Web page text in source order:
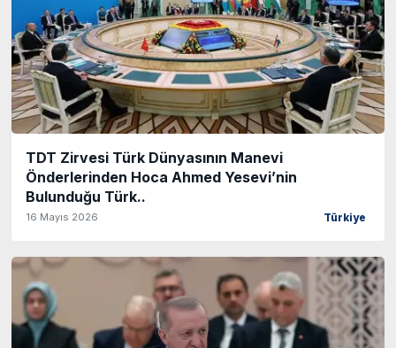
TDT Zirvesi Türk Dünyasının Manevi
Önderlerinden Hoca Ahmed Yesevi’nin
Bulunduğu Türk..
16 Mayıs 2026 Türkiye